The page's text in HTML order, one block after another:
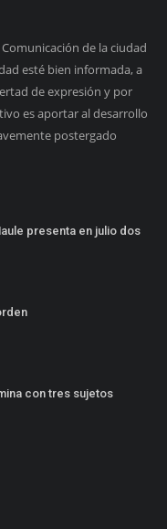
de la ciudad
esté bien informada, a
de expresión y por
es aportar al desarrollo
postergado
presenta en julio dos
con tres sujetos